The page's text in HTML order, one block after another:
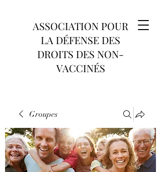
ASSOCIATION POUR
LA DÉFENSE DES
DROITS DES NON-
VACCINÉS
Groupes